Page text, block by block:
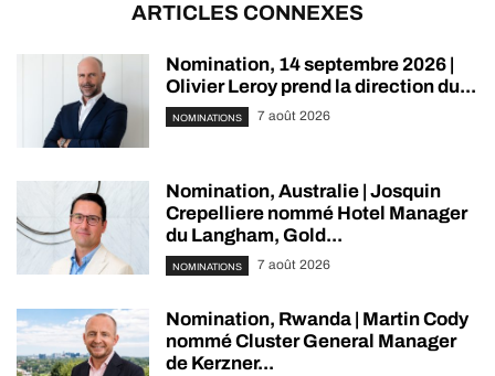
ARTICLES CONNEXES
Nomination, 14 septembre 2026 |
Olivier Leroy prend la direction du...
NOMINATIONS 7 août 2026
Nomination, Australie | Josquin
Crepelliere nommé Hotel Manager
du Langham, Gold...
NOMINATIONS 7 août 2026
Nomination, Rwanda | Martin Cody
nommé Cluster General Manager
de Kerzner...